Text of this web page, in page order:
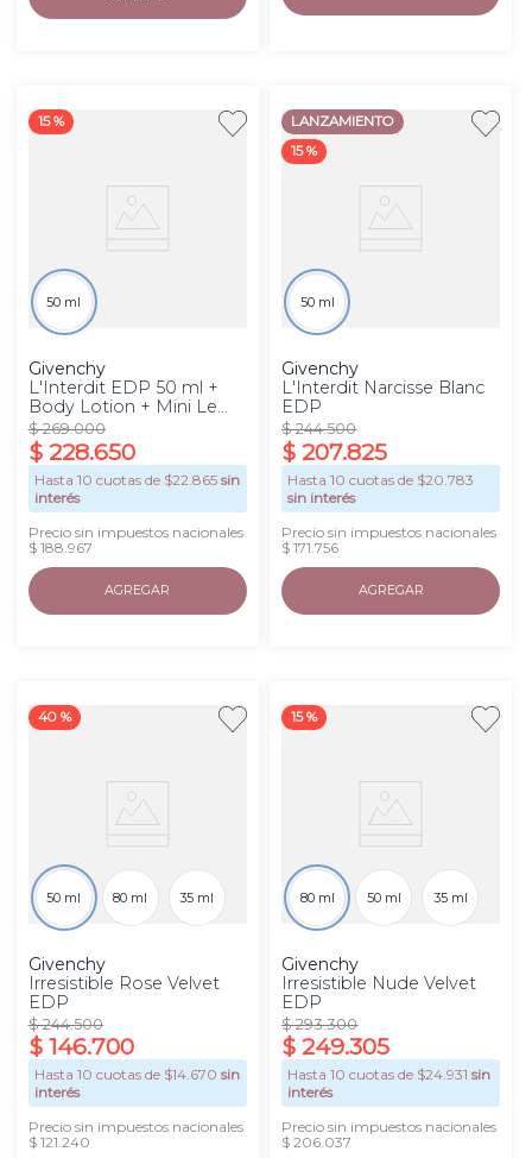
15 %
50 ml
Givenchy
L'Interdit EDP 50 ml +
Body Lotion + Mini Le
Rouge Set
$ 269.000
$ 228.650
Hasta 10 cuotas de $22.865 sin
interés
Precio sin impuestos nacionales
$ 188.967
AGREGAR
LANZAMIENTO
15 %
50 ml
Givenchy
L'Interdit Narcisse Blanc
EDP
$ 244.500
$ 207.825
Hasta10 cuotas de $20.783
sin interés
Precio sin impuestos nacionales
$ 171.756
AGREGAR
40 %
50 ml 80 ml 35 ml
Givenchy
Irresistible Rose Velvet
EDP
$ 244.500
$ 146.700
Hasta 10 cuotas de $14.670 sin
interés
Precio sin impuestos nacionales
$ 121.240
15 %
80 ml 50 ml 35 ml
Givenchy
Irresistible Nude Velvet
EDP
$ 293.300
$ 249.305
Hasta10 cuotas de $24.931 sin
interés
Precio sin impuestos nacionales
$ 206.037